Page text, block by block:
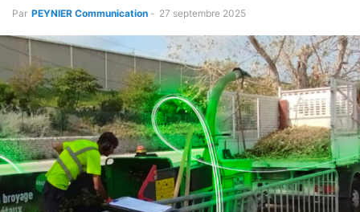
Par PEYNIER Communication - 27 septembre 2025